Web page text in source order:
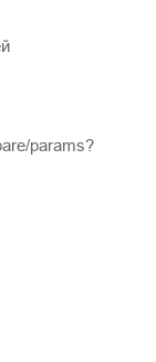
params?